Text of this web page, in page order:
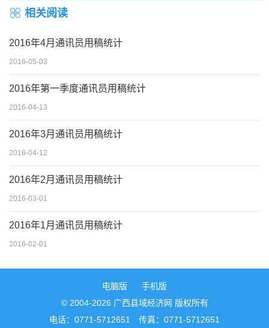
相关阅读
2016年4月通讯员用稿统计
2016-05-03
2016年第一季度通讯员用稿统计
2016-04-13
2016年3月通讯员用稿统计
2016-04-12
2016年2月通讯员用稿统计
2016-03-01
2016年1月通讯员用稿统计
2016-02-01
电脑版
手机版
© 2004-2026 广西县域经济网 版权所有
电话：0771-5712651 传真：0771-5712651